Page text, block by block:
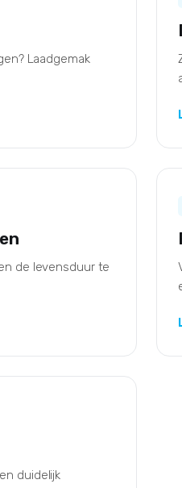
Laadgemak
de levensduur te
duidelijk